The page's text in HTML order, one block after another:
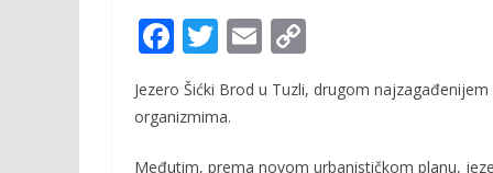
F
ac
e
T
itt
E
ai
o
p
Jezero Šićki Brod u Tuzli, drugom
organizmima.
Međutim, prema novom urbanističkom planu,